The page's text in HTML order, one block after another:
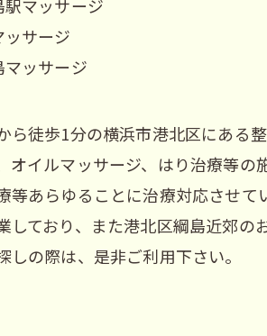
マッサージ
サージ
ッサージ
ら徒歩1分の横浜市港北区にある
オイルマッサージ、はり治療等
等あらゆることに治療対応させ
しており、また港北区綱島近郊
しの際は、是非ご利用下さい。